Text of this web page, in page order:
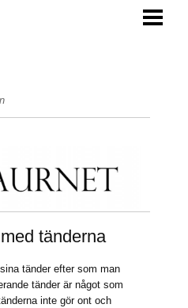
tänderna
tänder efter som man
tänder är något som
inte gör ont och